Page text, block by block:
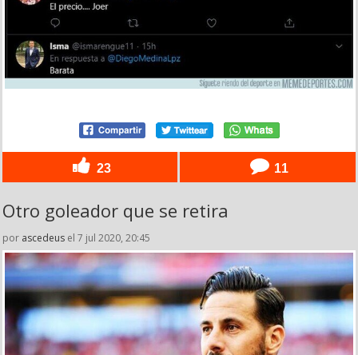
23 11
Otro goleador que se retira
por ascedeus el 7 jul 2020, 20:45